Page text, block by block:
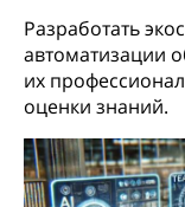
Разработать
автоматизации
их
оценки знаний.